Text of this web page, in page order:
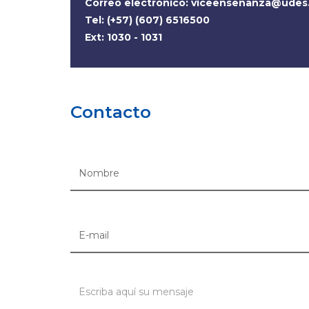
Correo electrónico:
Tel: (+57) (607) 6516500
Ext: 1030 - 1031
Contacto